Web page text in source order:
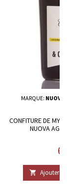
MARQUE: NUOVA
CONFITURE DE
NUOVA
 Ajouter